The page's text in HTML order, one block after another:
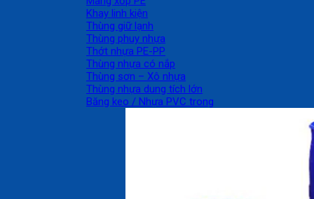
Khay linh kiện
Thùng giữ lạnh
Thùng phuy nhựa
Thớt nhựa PE-PP
Thùng nhựa có nắp
Thùng sơn – Xô nhựa
Thùng nhựa dung tích lớn
Băng keo / Nhựa PVC trong